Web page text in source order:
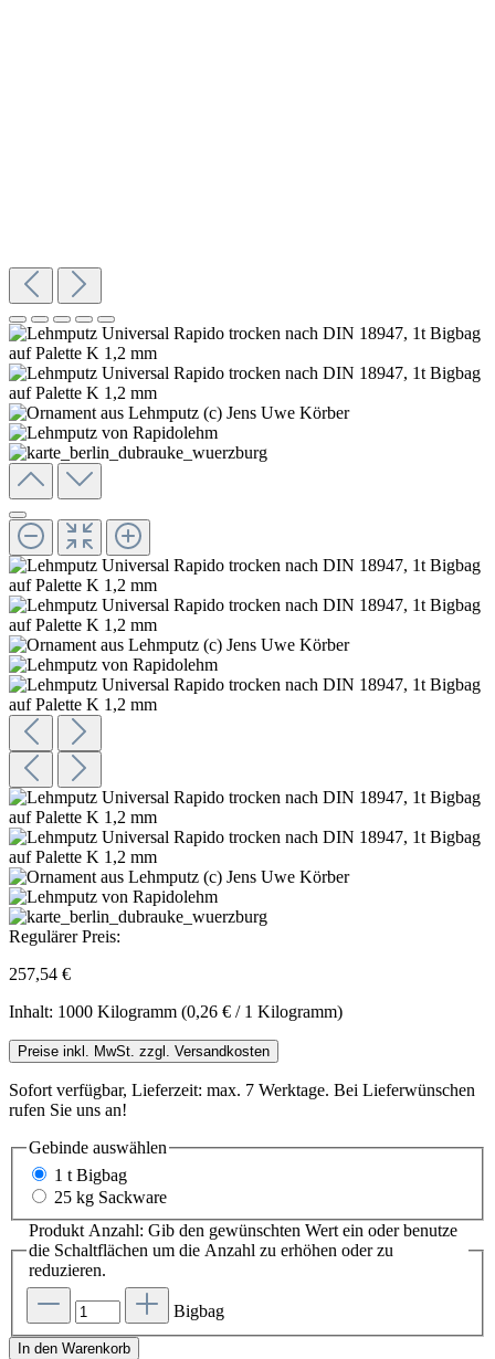
Regulärer Preis:
257,54 €
Inhalt: 1000 Kilogramm (0,26 € / 1 Kilogramm)
Preise inkl. MwSt. zzgl. Versandkosten
Sofort verfügbar, Lieferzeit: max. 7 Werktage. Bei Lieferwünschen
rufen Sie uns an!
Gebinde auswählen
1 t Bigbag
25 kg Sackware
Produkt Anzahl: Gib den gewünschten Wert ein oder benutze
die Schaltflächen um die Anzahl zu erhöhen oder zu
reduzieren.
Bigbag
In den Warenkorb